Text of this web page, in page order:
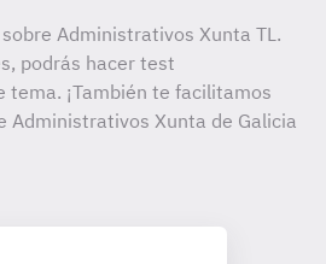
Administrativos Xunta TL.
podrás hacer test
tema. ¡También te facilitamos
Administrativos Xunta de Galicia